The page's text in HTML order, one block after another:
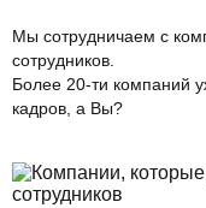
Мы сотрудничаем с
сотрудников.
Более 20-ти компаний
кадров, а Вы?